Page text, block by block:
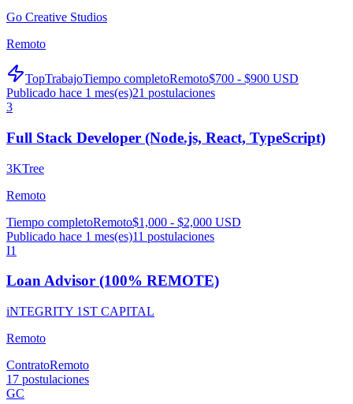
Go Creative Studios
Remoto
TopTrabajoTiempo completoRemoto$700 - $900 USD
Publicado hace 1 mes(es)21 postulaciones
3
Full Stack Developer (Node.js, React, TypeScript)
3KTree
Remoto
Tiempo completoRemoto$1,000 - $2,000 USD
Publicado hace 1 mes(es)11 postulaciones
I1
Loan Advisor (100% REMOTE)
iNTEGRITY 1ST CAPITAL
Remoto
ContratoRemoto
17 postulaciones
GC